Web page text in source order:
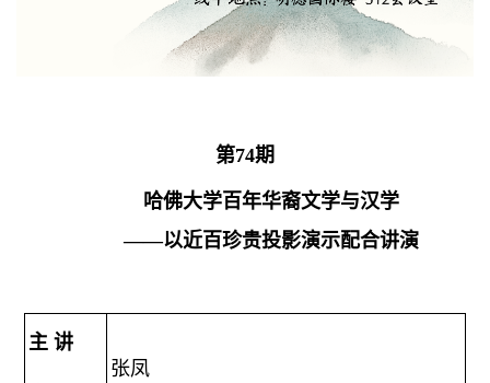
第74期
哈佛大学百年华裔文学与汉学
——以近百珍贵投影演示配合讲演
主 讲
张凤